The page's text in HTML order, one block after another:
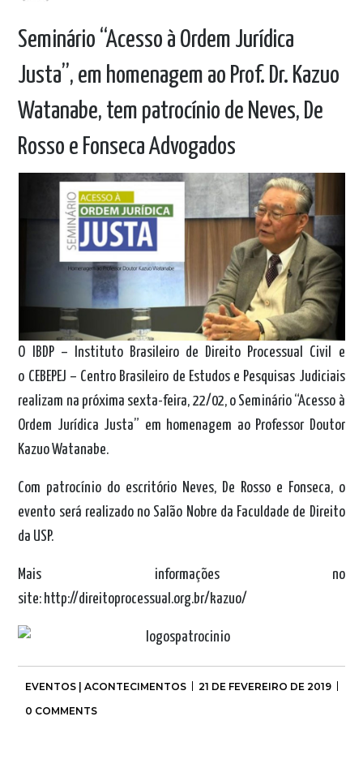
Seminário “Acesso à Ordem Jurídica
Justa”, em homenagem ao Prof. Dr. Kazuo
Watanabe, tem patrocínio de Neves, De
Rosso e Fonseca Advogados
O IBDP – Instituto Brasileiro de Direito Processual Civil e
o CEBEPEJ – Centro Brasileiro de Estudos e Pesquisas Judiciais
realizam na próxima sexta-feira, 22/02, o Seminário “Acesso à
Ordem Jurídica Justa” em homenagem ao Professor Doutor
Kazuo Watanabe.
Com patrocínio do escritório Neves, De Rosso e Fonseca, o
evento será realizado no Salão Nobre da Faculdade de Direito
da USP.
Mais informações no
site: http://direitoprocessual.org.br/kazuo/
EVENTOS | ACONTECIMENTOS
21 DE FEVEREIRO DE 2019
0 COMMENTS